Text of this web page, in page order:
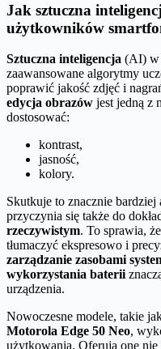
Jak sztuczna
użytkowników
Sztuczna inteligencja (AI) w
zaawansowane algorytmy
poprawić jakość zdjęć i
edycja obrazów jest jedną z
dostosować:
kontrast,
jasność,
kolory.
Skutkuje to znacznie
przyczynia się także do
rzeczywistym. To sprawia,
tłumaczyć ekspresowo i
zarządzanie zasobami
wykorzystania baterii
urządzenia.
Nowoczesne modele, takie
Motorola Edge 50 Neo,
użytkowania. Oferują one